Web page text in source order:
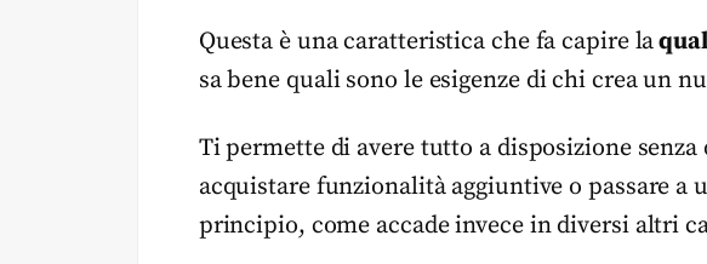
Questa è una caratteristica che fa capire la
sa bene quali sono le esigenze di chi crea un
Ti permette di avere tutto a disposizione senza
acquistare funzionalità aggiuntive o passare a
principio, come accade invece in diversi altri